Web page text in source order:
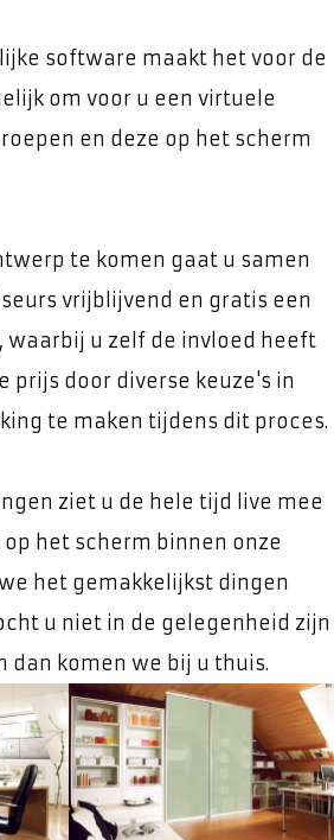
software maakt het voor de
om voor u een virtuele
en deze op het scherm
te komen gaat u samen
vrijblijvend en gratis een
waarbij u zelf de invloed heeft
prijs door diverse keuze's in
te maken tijdens dit proces.
ziet u de hele tijd live mee
het scherm binnen onze
het gemakkelijkst dingen
u niet in de gelegenheid zijn
dan komen we bij u thuis.